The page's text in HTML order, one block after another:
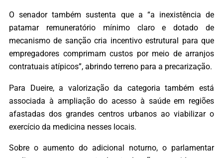
O senador também sustenta que a “a inexistência de
patamar remuneratório mínimo claro e dotado de
mecanismo de sanção cria incentivo estrutural para que
empregadores comprimam custos por meio de arranjos
contratuais atípicos”, abrindo terreno para a precarização.
Para Dueire, a valorização da categoria também está
associada à ampliação do acesso à saúde em regiões
afastadas dos grandes centros urbanos ao viabilizar o
exercício da medicina nesses locais.
Sobre o aumento do adicional noturno, o parlamentar